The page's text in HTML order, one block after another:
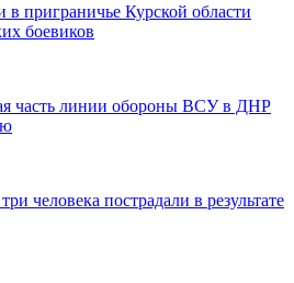
приграничье Курской области
боевиков
часть линии обороны ВСУ в ДНР
человека пострадали в результате